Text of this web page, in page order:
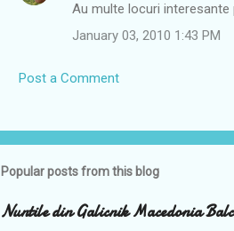
Au multe locuri interesante
January 03, 2010 1:43 PM
Post a Comment
Popular posts from this blog
Nuntile din Galicnik Macedonia